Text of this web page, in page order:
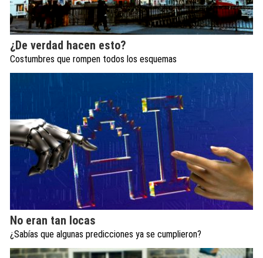
¿De verdad hacen esto?
Costumbres que rompen todos los esquemas
No eran tan locas
¿Sabías que algunas predicciones ya se cumplieron?